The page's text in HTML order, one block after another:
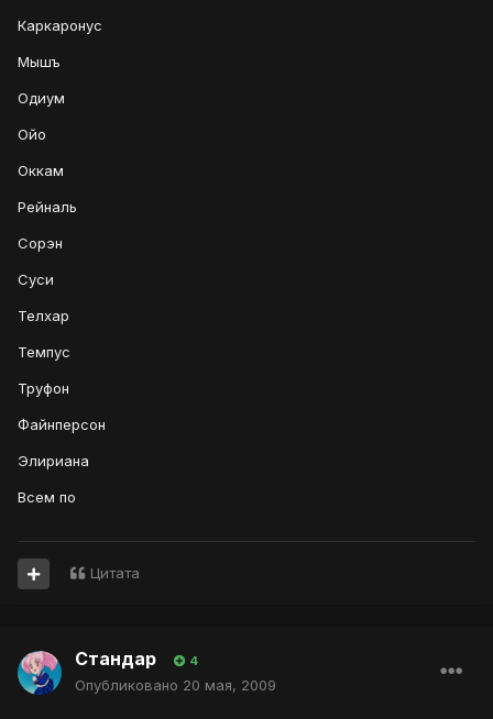
Каркаронус
Мышъ
Одиум
Ойо
Оккам
Рейналь
Сорэн
Суси
Телхар
Темпус
Труфон
Файнперсон
Элириана
Всем по
Цитата
Стандар 4
Опубликовано 20 мая, 2009